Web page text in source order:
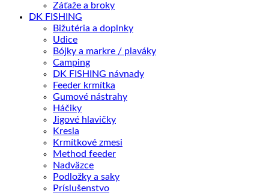
Záťaže a broky
DK FISHING
Bižutéria a doplnky
Udice
Bójky a markre / plaváky
Camping
DK FISHING návnady
Feeder krmítka
Gumové nástrahy
Háčiky
Jigové hlavičky
Kresla
Krmítkové zmesi
Method feeder
Nadväzce
Podložky a saky
Príslušenstvo